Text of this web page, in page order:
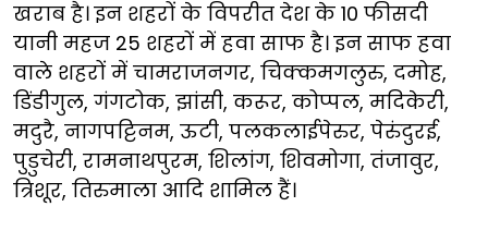
खराब है। इन शहरों के विपरीत देश के 10 फीसदी
यानी महज 25 शहरों में हवा साफ है। इन साफ हवा
वाले शहरों में चामराजनगर, चिक्कमगलुरु, दमोह,
डिंडीगुल, गंगटोक, झांसी, करूर, कोप्पल, मदिकेरी,
मदुरै, नागपट्टिनम, ऊटी, पलकलाईपेरुर, पेरुंदुरई,
पुडुचेरी, रामनाथपुरम, शिलांग, शिवमोगा, तंजावुर,
त्रिशूर, तिरुमाला आदि शामिल हैं।